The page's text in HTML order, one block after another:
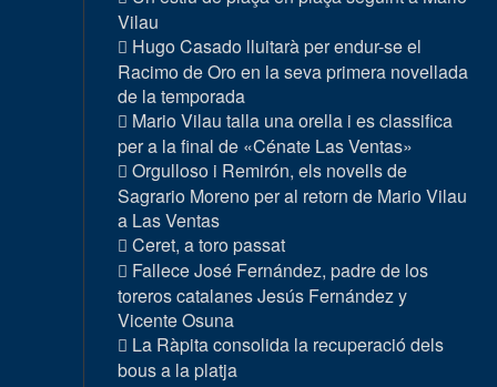
Vilau
Hugo Casado lluitarà per endur-se el
Racimo de Oro en la seva primera novellada
de la temporada
Mario Vilau talla una orella i es classifica
per a la final de «Cénate Las Ventas»
Orgulloso i Remirón, els novells de
Sagrario Moreno per al retorn de Mario Vilau
a Las Ventas
Ceret, a toro passat
Fallece José Fernández, padre de los
toreros catalanes Jesús Fernández y
Vicente Osuna
La Ràpita consolida la recuperació dels
bous a la platja